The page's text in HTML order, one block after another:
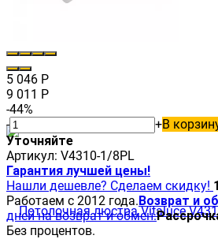
5 046 Р
9 011 Р
-44%
-
+В
Уточняйте
Артикул: V4310-1/8PL
Гарантия лучшей цены!
Нашли дешевле? Сделаем скидку!
Работаем с 2012 года.Возврат и
дней на возврат и обмен.
Без процентов.